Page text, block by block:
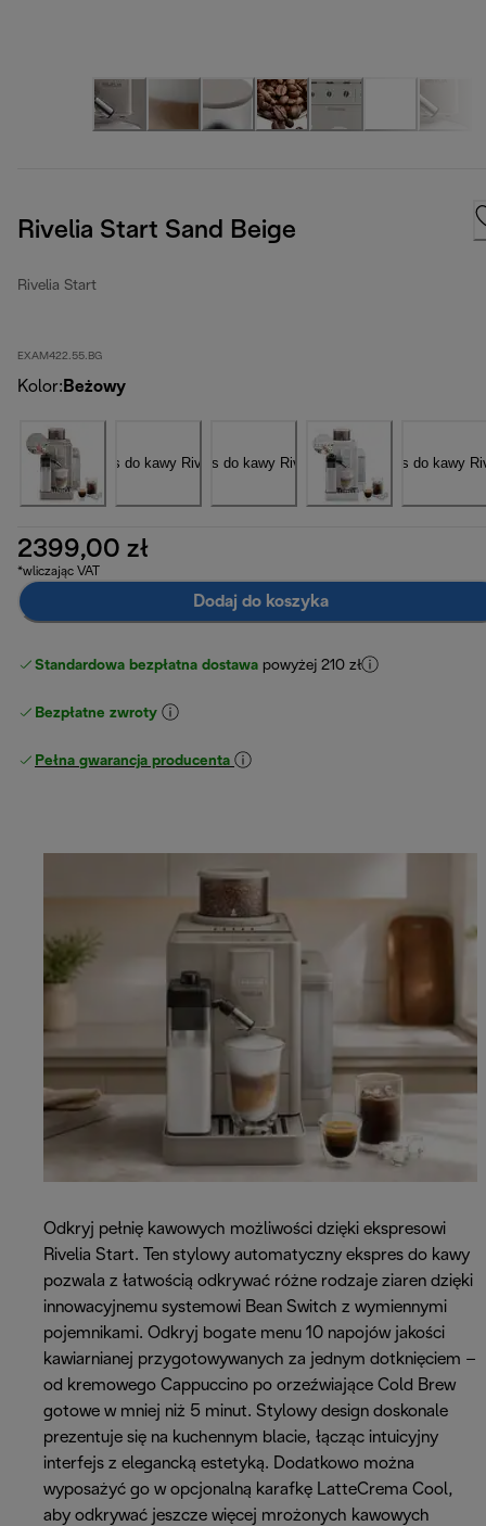
Rivelia Start Sand Beige
Rivelia Start
EXAM422.55.BG
Kolor: Beżowy
2399,00 zł
*wliczając VAT
Dodaj do koszyka
Standardowa bezpłatna dostawa powyżej 210 zł
Bezpłatne zwroty
Pełna gwarancja producenta
Odkryj pełnię kawowych możliwości dzięki ekspresowi
Rivelia Start. Ten stylowy automatyczny ekspres do kawy
pozwala z łatwością odkrywać różne rodzaje ziaren dzięki
innowacyjnemu systemowi Bean Switch z wymiennymi
pojemnikami. Odkryj bogate menu 10 napojów jakości
kawiarnianej przygotowywanych za jednym dotknięciem –
od kremowego Cappuccino po orzeźwiające Cold Brew
gotowe w mniej niż 5 minut. Stylowy design doskonale
prezentuje się na kuchennym blacie, łącząc intuicyjny
interfejs z elegancką estetyką. Dodatkowo można
wyposażyć go w opcjonalną karafkę LatteCrema Cool,
aby odkrywać jeszcze więcej mrożonych kawowych